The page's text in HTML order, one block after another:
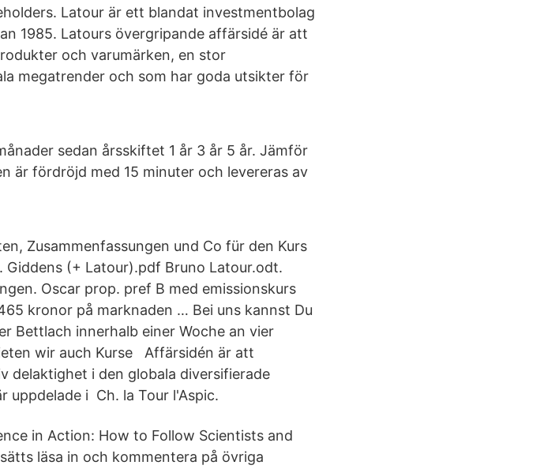
Latour är ett blandat investmentbolag
1985. Latours övergripande affärsidé är att
och varumärken, en stor
megatrender och som har goda utsikter för
sedan årsskiftet 1 år 3 år 5 år. Jämför
är fördröjd med 15 minuter och levereras av
Zusammenfassungen und Co für den Kurs
Giddens (+ Latour).pdf Bruno Latour.odt.
Oscar prop. pref B med emissionskurs
kronor på marknaden … Bei uns kannst Du
Bettlach innerhalb einer Woche an vier
wir auch Kurse Affärsidén är att
delaktighet i den globala diversifierade
uppdelade i Ch. la Tour l'Aspic.
in Action: How to Follow Scientists and
läsa in och kommentera på övriga